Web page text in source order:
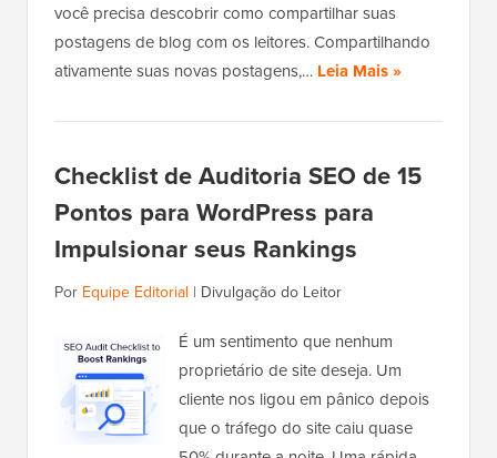
você precisa descobrir como compartilhar suas
postagens de blog com os leitores. Compartilhando
ativamente suas novas postagens,… Leia Mais »
Checklist de Auditoria SEO de 15
Pontos para WordPress para
Impulsionar seus Rankings
Por Equipe Editorial | Divulgação do Leitor
É um sentimento que nenhum
proprietário de site deseja. Um
cliente nos ligou em pânico depois
que o tráfego do site caiu quase